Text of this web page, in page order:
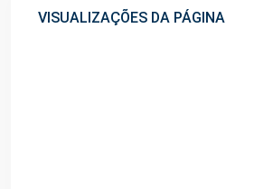
VISUALIZAÇÕES DA PÁGINA